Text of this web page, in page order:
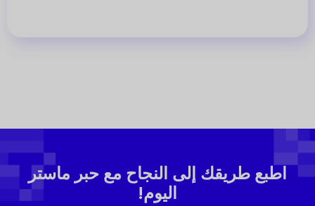
اطبع طريقك إلى النجاح مع حبر ماستر
اليوم!